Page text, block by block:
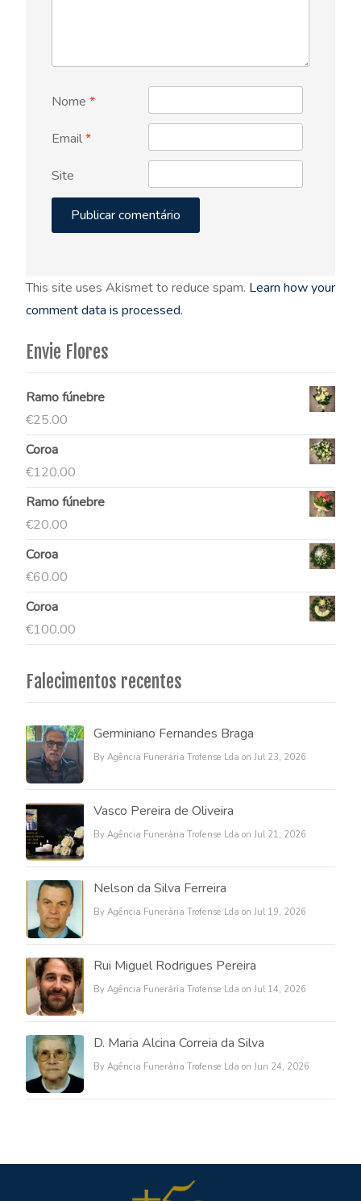
Nome *
Email*
Site
This site uses Akismet to reduce spam. Learn how your
comment data is processed.
Envie Flores
Ramo fúnebre
€25.00
Coroa
€120.00
Ramo fúnebre
€20.00
Coroa
€60.00
Coroa
€100.00
Falecimentos recentes
Germiniano Fernandes Braga
By Agência Funerária Trofense Lda on Jul 23, 2026
Vasco Pereira de Oliveira
By Agência Funerária Trofense Lda on Jul 21, 2026
Nelson da Silva Ferreira
By Agência Funerária Trofense Lda on Jul 19, 2026
Rui Miguel Rodrigues Pereira
By Agência Funerária Trofense Lda on Jul 14, 2026
D. Maria Alcina Correia da Silva
By Agência Funerária Trofense Lda on Jun 24, 2026